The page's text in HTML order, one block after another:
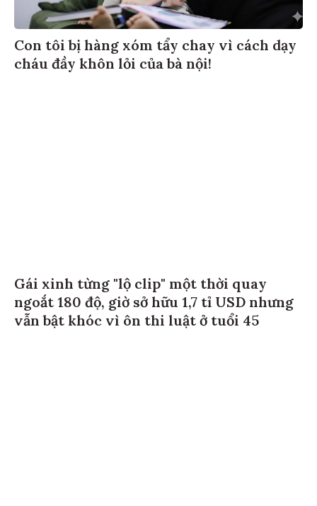
Con tôi bị hàng xóm tẩy chay vì cách dạy
cháu đầy khôn lỏi của bà nội!
Gái xinh từng "lộ clip" một thời quay
ngoắt 180 độ, giờ sở hữu 1,7 tỉ USD nhưng
vẫn bật khóc vì ôn thi luật ở tuổi 45